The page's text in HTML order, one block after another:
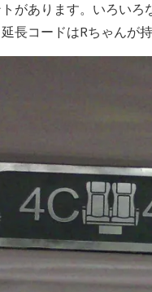
があります。いろい
長コードはRちゃんが